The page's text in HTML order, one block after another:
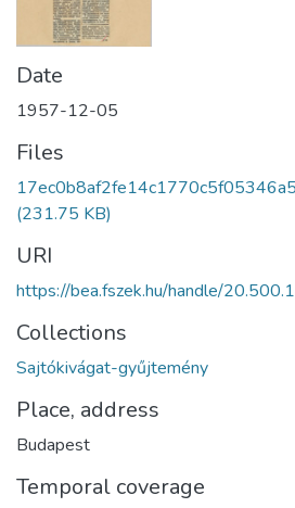
Date
1957-12-05
Files
(231.75 KB)
URI
https://bea.fszek.hu/handle/
Collections
Sajtókivágat-gyűjtemény
Place, address
Budapest
Temporal coverage